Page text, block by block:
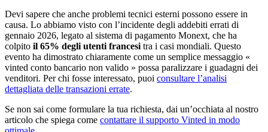
Devi sapere che anche problemi tecnici esterni possono essere in
causa. Lo abbiamo visto con l’incidente degli addebiti errati di
gennaio 2026, legato al sistema di pagamento Monext, che ha
colpito il 65% degli utenti francesi tra i casi mondiali. Questo
evento ha dimostrato chiaramente come un semplice messaggio «
vinted conto bancario non valido » possa paralizzare i guadagni dei
venditori. Per chi fosse interessato, puoi consultare l’analisi
dettagliata delle transazioni errate.
Se non sai come formulare la tua richiesta, dai un’occhiata al nostro
articolo che spiega come contattare il supporto Vinted in modo